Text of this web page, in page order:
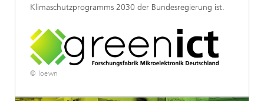
Klimaschutzprogramms 2030 der Bundesregierung ist.
© loewn